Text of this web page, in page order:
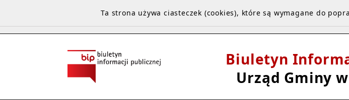
Biuletyn
Urząd Gminy
Ta strona używa ciasteczek (cookies), które są wymagane do